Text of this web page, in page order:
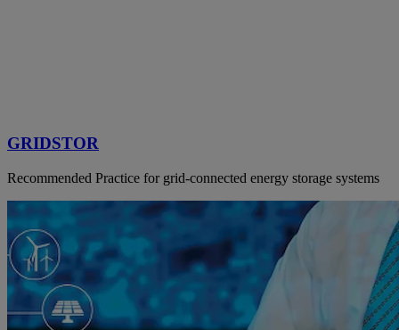
GRIDSTOR
Recommended Practice for grid-connected energy storage systems